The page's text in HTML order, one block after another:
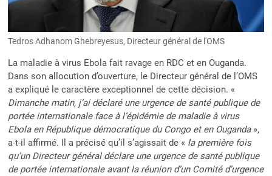
Tedros Adhanom Ghebreyesus, Directeur général de l'OMS
La maladie à virus Ebola fait ravage en RDC et en Ouganda.
Dans son allocution d’ouverture, le Directeur général de l’OMS
a expliqué le caractère exceptionnel de cette décision. «
Dimanche matin, j’ai déclaré une urgence de santé publique de
portée internationale face à l’épidémie de maladie à virus
Ebola en République démocratique du Congo et en Ouganda»,
a-t-il affirmé. Il a précisé qu’il s’agissait de « la première fois
qu’un Directeur général déclare une urgence de santé publique
de portée internationale avant la réunion d’un Comité d’urgence